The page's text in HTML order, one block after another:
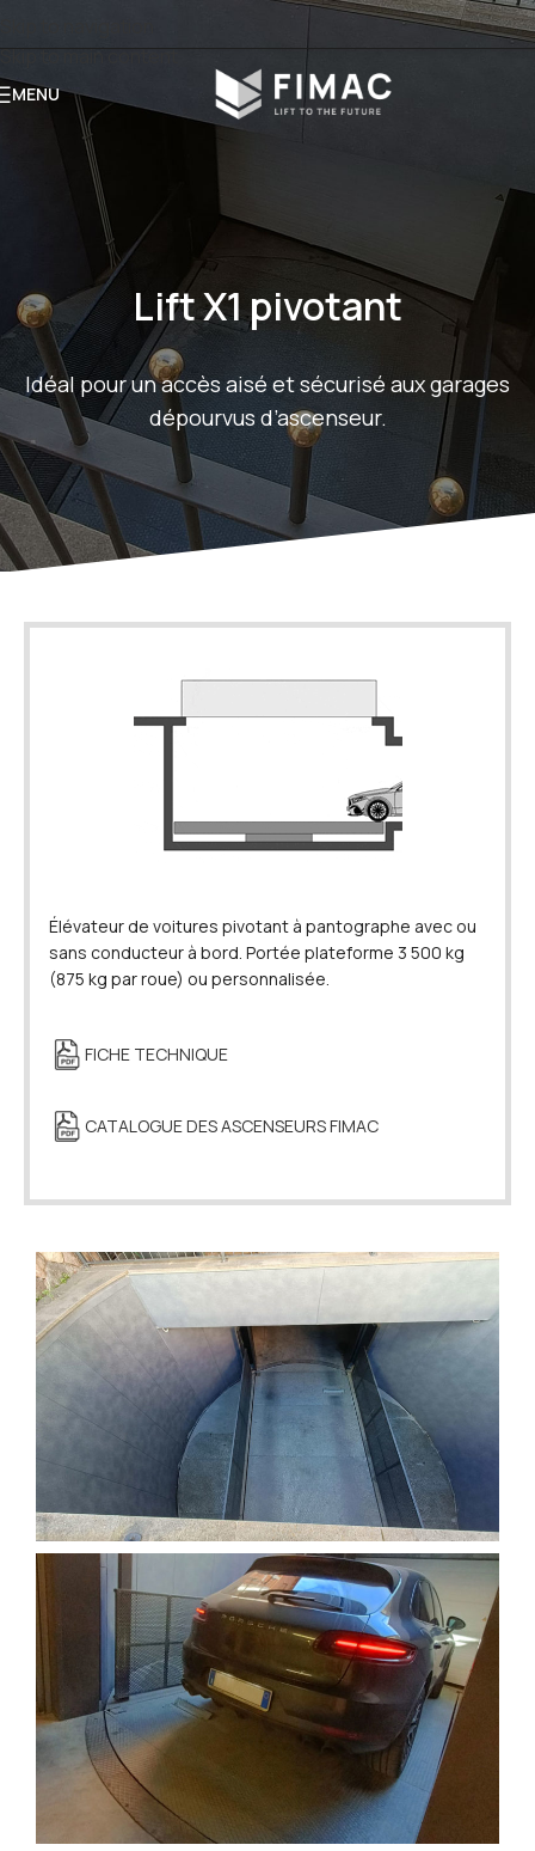
Skip to main content
MENU
Lift X1 pivotant
Idéal pour un accès aisé et sécurisé aux garages
dépourvus d’ascenseur.
Élévateur de voitures pivotant à pantographe avec ou
sans conducteur à bord. Portée plateforme 3 500 kg
(875 kg par roue) ou personnalisée.
FICHE TECHNIQUE
CATALOGUE DES ASCENSEURS FIMAC